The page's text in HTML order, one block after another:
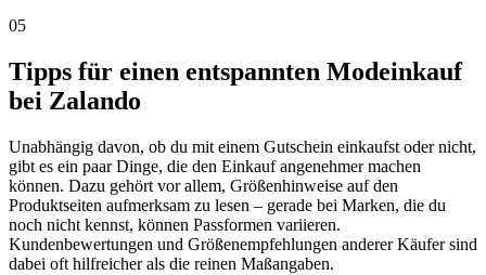
05
Tipps für einen entspannten Modeinkauf
bei Zalando
Unabhängig davon, ob du mit einem Gutschein einkaufst oder nicht,
gibt es ein paar Dinge, die den Einkauf angenehmer machen
können. Dazu gehört vor allem, Größenhinweise auf den
Produktseiten aufmerksam zu lesen – gerade bei Marken, die du
noch nicht kennst, können Passformen variieren.
Kundenbewertungen und Größenempfehlungen anderer Käufer sind
dabei oft hilfreicher als die reinen Maßangaben.